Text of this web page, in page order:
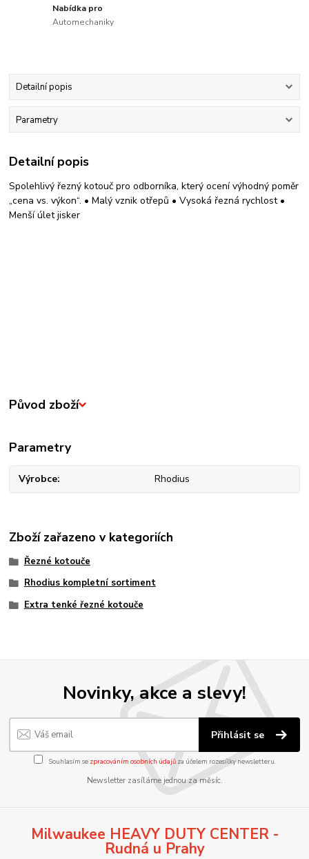
Nabídka pro
Automechaniky
Detailní popis
Parametry
Detailní popis
Spolehlivý řezný kotouč pro odborníka, který ocení výhodný poměr
„cena vs. výkon“. • Malý vznik otřepů • Vysoká řezná rychlost •
Menší úlet jisker
Původ zboží
Parametry
Výrobce Rhodius
Zboží zařazeno v kategoriích
Řezné kotouče
Rhodius kompletní sortiment
Extra tenké řezné kotouče
Novinky, akce a slevy!
Přihlásit se
Souhlasím se zpracováním osobních údajůza účelem rozesílky newsletteru.
Newsletter zasíláme jednou za měsíc.
Milwaukee HEAVY DUTY CENTER -
Rudná u Prahy